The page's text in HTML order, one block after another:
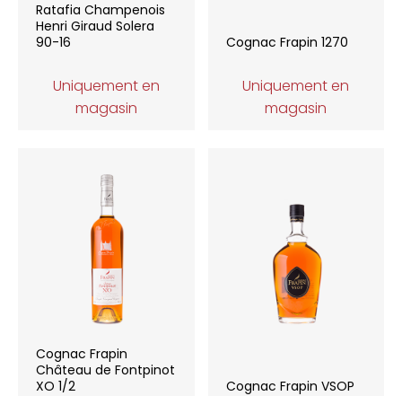
Ratafia Champenois
Henri Giraud Solera
90-16
Uniquement en
magasin
Cognac Frapin 1270
Uniquement en
magasin
Cognac Frapin
Château de Fontpinot
XO 1/2
Cognac Frapin VSOP